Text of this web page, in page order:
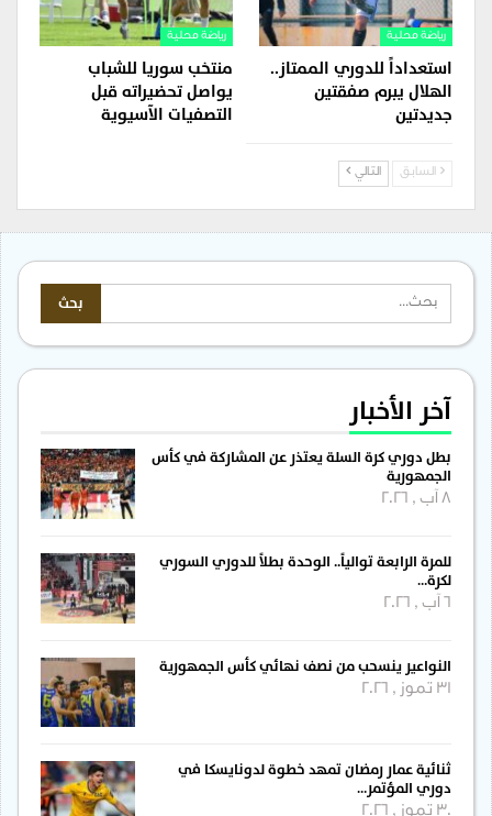
رياضة محلية
استعداداً للدوري الممتاز..
الهلال يبرم صفقتين
جديدتين
رياضة محلية
منتخب سوريا للشباب
يواصل تحضيراته قبل
التصفيات الآسيوية
السابق التالي
آخر الأخبار
بطل دوري كرة السلة يعتذر عن المشاركة في كأس
الجمهورية
للمرة الرابعة توالياً.. الوحدة بطلاً للدوري السوري
لكرة…
النواعير ينسحب من نصف نهائي كأس الجمهورية
31 تموز , 2026
ثنائية عمار رمضان تمهد خطوة لدونايسكا في
دوري المؤتمر…